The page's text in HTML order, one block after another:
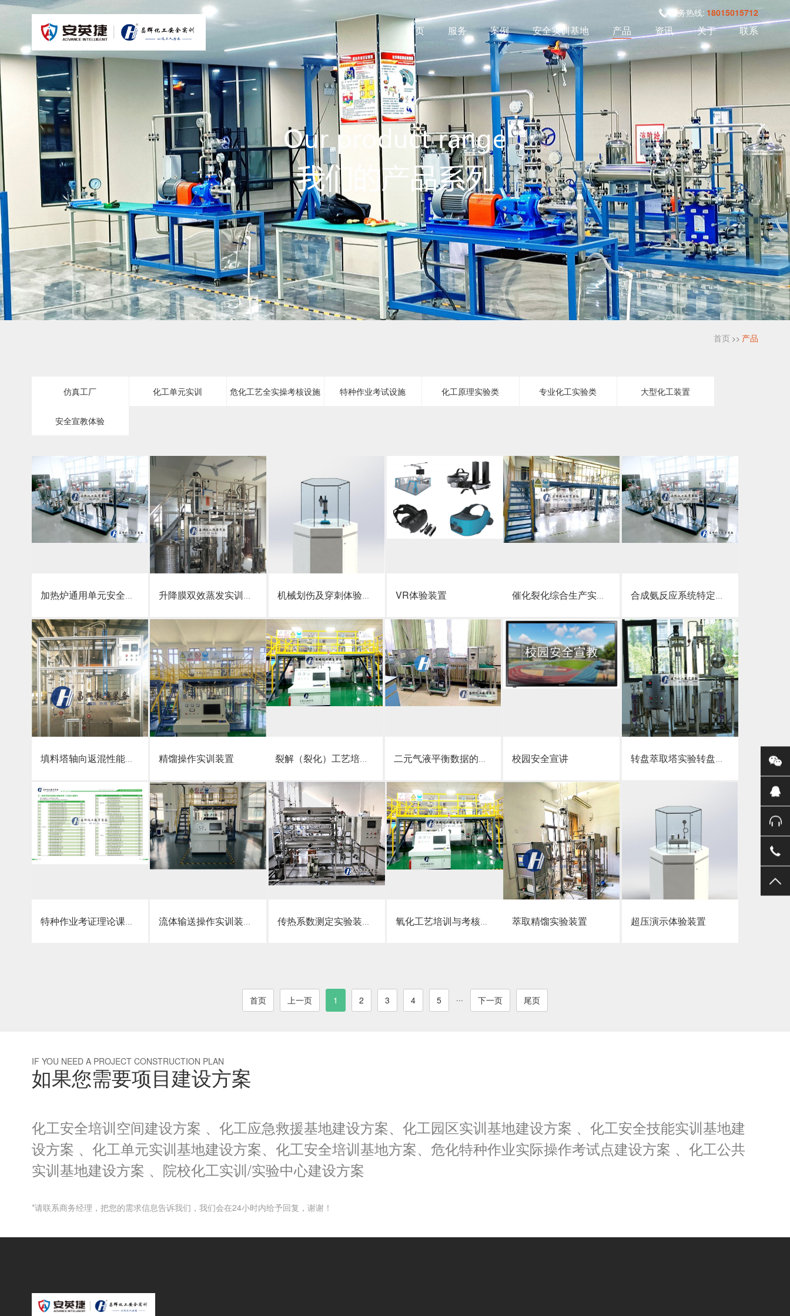
首页 服务 案例 安全实训基地 产品 资讯 关于 联系
服务热线: 18015015712
首页 >> 产品
仿真工厂 化工单元实训 危化工艺全实操考核设施 特种作业考试设施 化工原理实验类 专业化工实验类 大型化工装置
安全宣教体验
加热炉通用单元安全技术实操考试 升降膜双效蒸发实训装置 机械划伤及穿刺体验装置 VR体验装置 催化裂化综合生产实训装置 合成氨反应系统特定单元安全技术实操考试
填料塔轴向返混性能测定装置 精馏操作实训装置 裂解（裂化）工艺培训与考核装置 二元气液平衡数据的测定实验装置 校园安全宣讲 转盘萃取塔实验转盘萃取塔实验装置
特种作业考证理论课程体系（1000+课时） 流体输送操作实训装置 传热系数测定实验装置（空气－蒸汽体系） 氧化工艺培训与考核装置 萃取精馏实验装置 超压演示体验装置
首页 上一页 1 2 3 4 5 ··· 下一页 尾页
IF YOU NEED A PROJECT CONSTRUCTION PLAN
如果您需要项目建设方案
化工安全培训空间建设方案 、化工应急救援基地建设方案、化工园区实训基地建设方案 、化工安全技能实训基地建
设方案 、化工单元实训基地建设方案、化工安全培训基地方案、危化特种作业实际操作考试点建设方案 、化工公共
实训基地建设方案 、院校化工实训/实验中心建设方案
*请联系商务经理，把您的需求信息告诉我们，我们会在24小时内给予回复，谢谢！